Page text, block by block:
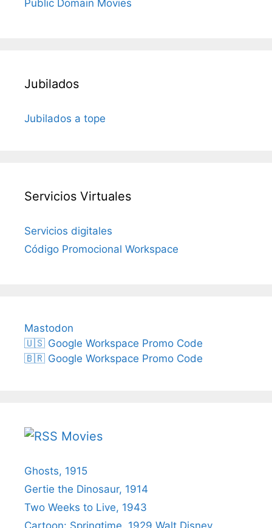
Public Domain Movies
Jubilados
Jubilados a tope
Servicios Virtuales
Servicios digitales
Código Promocional Workspace
Mastodon
🇺🇸 Google Workspace Promo Code
🇧🇷 Google Workspace Promo Code
Movies
Ghosts, 1915
Gertie the Dinosaur, 1914
Two Weeks to Live, 1943
Cartoon: Springtime, 1929 Walt Disney